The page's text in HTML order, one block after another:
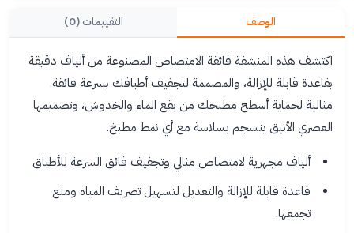
الوصف التقييمات (0)
اكتشف هذه المنشفة فائقة الامتصاص المصنوعة من ألياف دقيقة
بقاعدة قابلة للإزالة، والمصممة لتجفيف أطباقك بسرعة فائقة.
مثالية لحماية أسطح مطبخك من بقع الماء والخدوش، وتصميمها
العصري الأنيق ينسجم بسلاسة مع أي نمط مطبخ.
ألياف مجهرية لامتصاص مثالي وتجفيف فائق السرعة للأطباق
قاعدة قابلة للإزالة والتعديل لتسهيل تصريف المياه ومنع
تجمعها.